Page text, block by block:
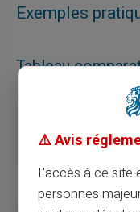
Exemples
Tableau
⚠️ Avis
L'accès à ce site
personnes